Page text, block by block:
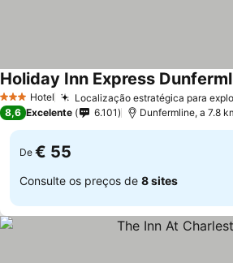
3 EstrelasHotel Localização estratégica para
Holiday Inn Express
8,6 Excelente 6.101 Dunfermline, a 7.8
De € 55
Consulte os preços de 8 sites